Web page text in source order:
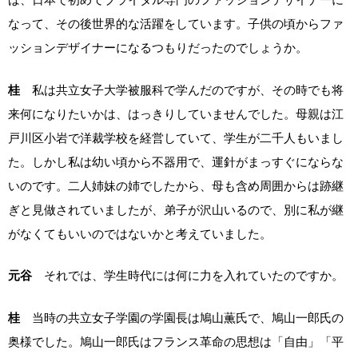
なって、その後世界的な活躍をしています。子供の頃からファ
ッションデザイナーになるつもりだったのでしょうか。
桂 私は共立女子大学被服科で学んだのですが、その時でも将
来何になりたいかは、はっきりしていませんでした。母親は江
戸川区小岩で洋裁学校を経営していて、学生が二千人もいまし
た。しかし私は幼い頃から不器用で、運針がまっすぐにならな
いのです。二人姉妹の姉でしたから、母も含め周囲からは跡継
ぎと見做されていましたが、弟子が沢山いるので、別に私が継
がなくてもいいのではないかと考えていました。
元谷 それでは、学生時代には何に力を入れていたのですか。
桂 当時の共立女子学園の学園長は鳩山薫氏で、鳩山一郎氏の
奥様でした。鳩山一郎氏はフランス革命の思想は「自由」「平